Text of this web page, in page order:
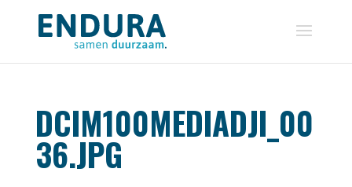
DCIM100MEDIADJI_00
36.JPG